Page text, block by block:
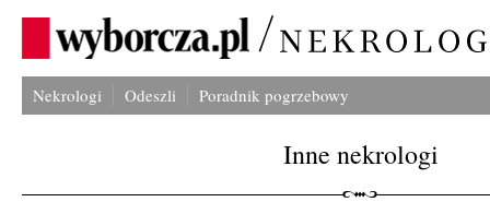
Nekrologi Odeszli Poradnik pogrzebowy
Inne nekrologi